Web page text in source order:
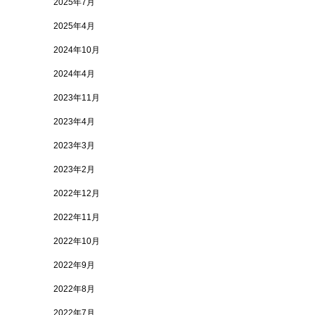
2025年7月
2025年4月
2024年10月
2024年4月
2023年11月
2023年4月
2023年3月
2023年2月
2022年12月
2022年11月
2022年10月
2022年9月
2022年8月
2022年7月